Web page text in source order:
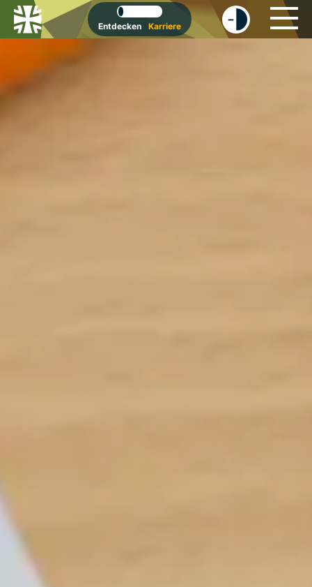
Entdecken Karriere - +